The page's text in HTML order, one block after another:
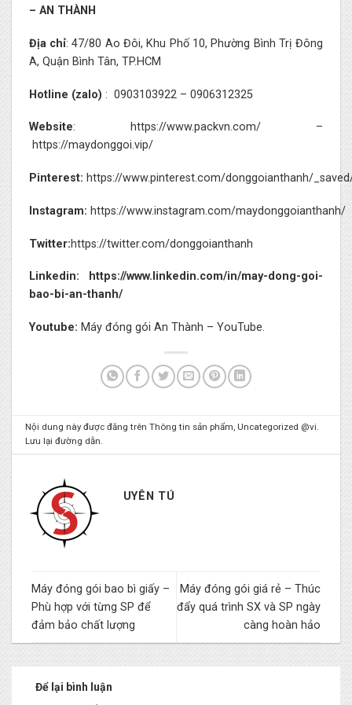
– AN THÀNH
Địa chỉ: 47/80 Ao Đôi, Khu Phố 10, Phường Bình Trị Đông
A, Quận Bình Tân, TP.HCM
Hotline (zalo) : 0903103922 – 0906312325
Website: https://www.packvn.com/ –
https://maydonggoi.vip/
Pinterest: https://www.pinterest.com/donggoianthanh/
Instagram: https://www.instagram.com/maydonggoianthanh/
Twitter:https://twitter.com/donggoianthanh
Linkedin:
https://www.linkedin.com/in/may-dong-goi-
bao-bi-an-thanh/
Youtube: Máy đóng gói An Thành – YouTube.
Nội dung này được đăng trênThông tin sản phẩm, Uncategorized @vi.
Lưu lạiđường dẫn.
UYÊN TÚ
Máy đóng gói bao bì giấy –
Phù hợp với từng SP để
đảm bảo chất lượng
Máy đóng gói giá rẻ – Thúc
đẩy quá trình SX và SP ngày
càng hoàn hảo
Để lại bình luận